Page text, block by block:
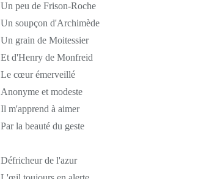
Un peu de Frison-Roche
Un soupçon d'Archimède
Un grain de Moitessier
Et d'Henry de Monfreid
Le cœur émerveillé
Anonyme et modeste
Il m'apprend à aimer
Par la beauté du geste
Défricheur de l'azur